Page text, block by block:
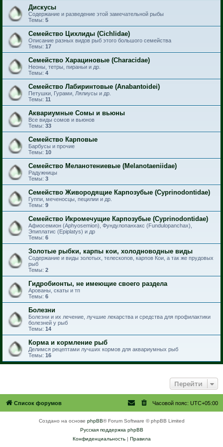
Дискусы
Содержание и разведение этой замечательной рыбы
Темы: 5
Семейство Цихлиды (Cichlidae)
Описание разных видов рыб этого большого семейства
Темы: 17
Семейство Харациновые (Characidae)
Неоны, тетры, пираньи и др.
Темы: 4
Семейство Лабиринтовые (Anabantoidei)
Петушки, Гурами, Лялиусы и др.
Темы: 11
Аквариумные Сомы и вьюны
Все виды сомов и вьюнов
Темы: 33
Семейство Карповые
Барбусы и прочие
Темы: 10
Семейство Меланотениевые (Melanotaeniidae)
Радужницы
Темы: 3
Семейство Живородящие Карпозубые (Cyprinodontidae)
Гуппи, меченосцы, пецилии и др.
Темы: 9
Семейство Икромечущие Карпозубые (Cyprinodontidae)
Афиосемион (Aphyosemion), Фундулопанхакс (Fundulopanchax),
Эпиплатис (Epiplatys) и др
Темы: 6
Золотые рыбки, карпы кои, холодноводные виды
Содержание и виды золотых, телескопов, карпов Кои, а так же прудовых
рыб
Темы: 2
Гидробионты, не имеющие своего раздела
Арованы, скаты и тп
Темы: 6
Болезни
Болезни и их лечение, лучшие лекарства и средства для профилактики
болезней у рыб
Темы: 14
Корма и кормление рыб
Делимся рецептами лучших кормов для аквариумных рыб
Темы: 16
Перейти
Список форумов Часовой пояс: UTC+05:00
Создано на основе phpBB® Forum Software © phpBB Limited
Русская поддержка phpBB
Конфиденциальность| Правила